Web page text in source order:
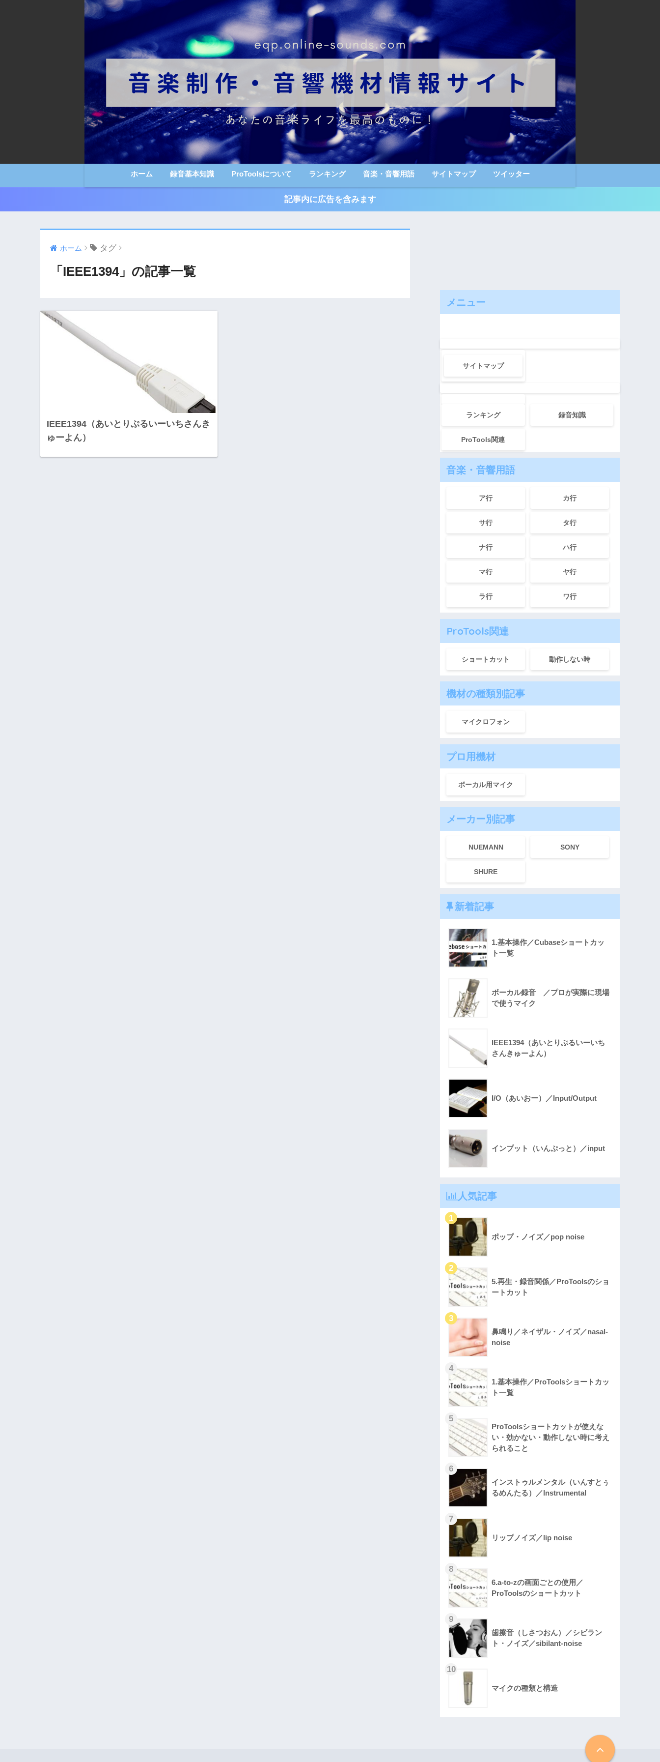
ホーム 録音基本知識 ProToolsについて ランキング 音楽・音響用語 サイトマップ ツイッター
記事内に広告を含みます
ホーム タグ
「IEEE1394」の記事一覧
IEEE1394（あいとりぷるいーいちさんき
ゅーよん）
メニュー
サイトマップ
ランキング 録音知識
ProTools関連
音楽・音響用語
ア行 カ行
サ行 タ行
ナ行 ハ行
マ行 ヤ行
ラ行 ワ行
ProTools関連
ショートカット 動作しない時
機材の種類別記事
マイクロフォン
プロ用機材
ボーカル用マイク
メーカー別記事
NUEMANN SONY
SHURE
新着記事
1.基本操作／Cubaseショートカッ
ト一覧
ボーカル録音 ／プロが実際に現場
で使うマイク
IEEE1394（あいとりぷるいーいち
さんきゅーよん）
I/O（あいおー）／Input/Output
インプット（いんぷっと）／input
人気記事
ポップ・ノイズ／pop noise
5.再生・録音関係／ProToolsのショ
ートカット
鼻鳴り／ネイザル・ノイズ／nasal-
noise
1.基本操作／ProToolsショートカッ
ト一覧
ProToolsショートカットが使えな
い・効かない・動作しない時に考え
られること
インストゥルメンタル（いんすとぅ
るめんたる）／Instrumental
リップノイズ／lip noise
6.a-to-zの画面ごとの使用／
ProToolsのショートカット
歯擦音（しさつおん）／シビラン
ト・ノイズ／sibilant-noise
マイクの種類と構造